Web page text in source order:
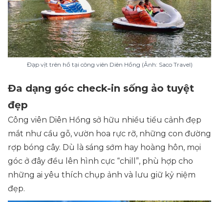
Đạp vịt trên hồ tại công viên Diên Hồng (Ảnh: Saco Travel)
Đa dạng góc check-in sống ảo tuyệt
đẹp
Công viên Diên Hồng sở hữu nhiều tiểu cảnh đẹp
mắt như cầu gỗ, vườn hoa rực rỡ, những con đường
rợp bóng cây. Dù là sáng sớm hay hoàng hôn, mọi
góc ở đây đều lên hình cực “chill”, phù hợp cho
những ai yêu thích chụp ảnh và lưu giữ kỷ niệm
đẹp.